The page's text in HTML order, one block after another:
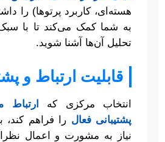
هسته‌ای، کاربرد پرتوها) را
به شما کمک می‌کند تا با
تحلیل آن‌ها آشنا شوید.
قابلیت ارتباط و
انتخاب مرکزی که
ارتباط
پشتیبانی فعال را فراهم کند،
نیاز به مشورت و اعمال